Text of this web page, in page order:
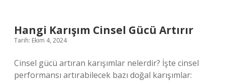
Hangi Karışım Cinsel Gücü Artırır
Tarih: Ekim 4, 2024
Cinsel gücü artıran karışımlar nelerdir? İşte cinsel
performansı artırabilecek bazı doğal karışımlar: